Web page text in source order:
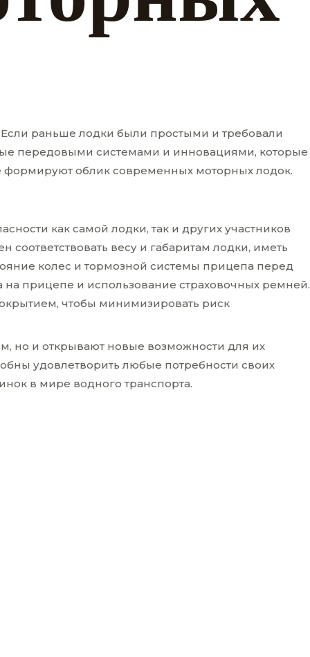
раньше лодки были простыми и требовали
передовыми системами и инновациями, которые
формируют облик современных моторных лодок.
как самой лодки, так и других участников
весу и габаритам лодки, иметь
колес и тормозной системы прицепа перед
прицепе и использование страховочных ремней.
чтобы минимизировать риск
но и открывают новые возможности для их
удовлетворить любые потребности своих
в мире водного транспорта.